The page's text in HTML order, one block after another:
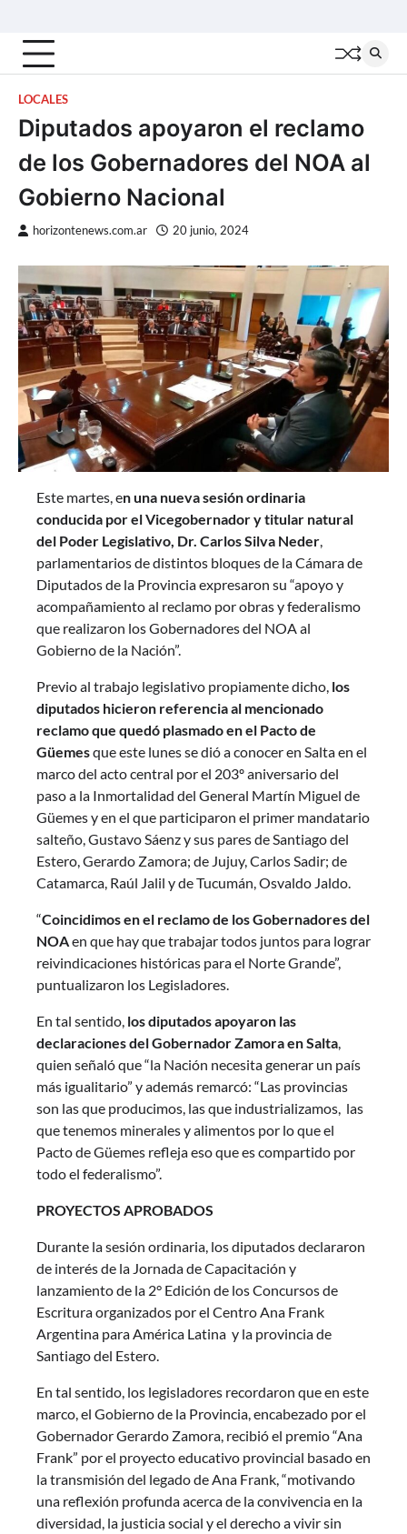
content
LOCALES
Diputados apoyaron el reclamo
de los Gobernadores del NOA al
Gobierno Nacional
horizontenews.com.ar 20 junio, 2024
Este martes, en una nueva sesión ordinaria
conducida por el Vicegobernador y titular natural
del Poder Legislativo, Dr. Carlos Silva Neder,
parlamentarios de distintos bloques de la Cámara de
Diputados de la Provincia expresaron su “apoyo y
acompañamiento al reclamo por obras y federalismo
que realizaron los Gobernadores del NOA al
Gobierno de la Nación”.
Previo al trabajo legislativo propiamente dicho, los
diputados hicieron referencia al mencionado
reclamo que quedó plasmado en el Pacto de
Güemesque este lunes se dió a conocer en Salta en el
marco del acto central por el 203º aniversario del
paso a la Inmortalidad del General Martín Miguel de
Güemes y en el que participaron el primer mandatario
salteño, Gustavo Sáenz y sus pares de Santiago del
Estero, Gerardo Zamora; de Jujuy, Carlos Sadir; de
Catamarca, Raúl Jalil y de Tucumán, Osvaldo Jaldo.
“Coincidimos en el reclamo de los Gobernadores del
NOAen que hay que trabajar todos juntos para lograr
reivindicaciones históricas para el Norte Grande”,
puntualizaron los Legisladores.
En tal sentido, los diputados apoyaron las
declaraciones del Gobernador Zamora en Salta,
quien señaló que “la Nación necesita generar un país
más igualitario” y además remarcó: “Las provincias
son las que producimos, las que industrializamos, las
que tenemos minerales y alimentos por lo que el
Pacto de Güemes refleja eso que es compartido por
todo el federalismo”.
PROYECTOS APROBADOS
Durante la sesión ordinaria, los diputados declararon
de interés de la Jornada de Capacitación y
lanzamiento de la 2° Edición de los Concursos de
Escritura organizados por el Centro Ana Frank
Argentina para América Latina y la provincia de
Santiago del Estero.
En tal sentido, los legisladores recordaron que en este
marco, el Gobierno de la Provincia, encabezado por el
Gobernador Gerardo Zamora, recibió el premio “Ana
Frank” por el proyecto educativo provincial basado en
la transmisión del legado de Ana Frank, “motivando
una reflexión profunda acerca de la convivencia en la
diversidad, la justicia social y el derecho a vivir sin